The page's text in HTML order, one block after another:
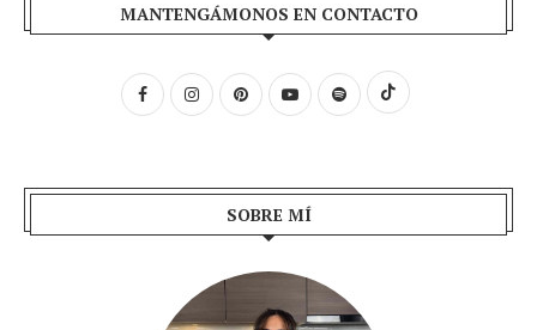
MANTENGÁMONOS EN CONTACTO
SOBRE MÍ